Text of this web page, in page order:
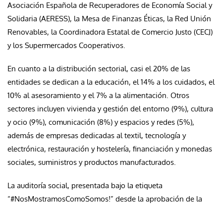
Asociación Española de Recuperadores de Economía Social y
Solidaria (AERESS), la Mesa de Finanzas Éticas, la Red Unión
Renovables, la Coordinadora Estatal de Comercio Justo (CECJ)
y los Supermercados Cooperativos.
En cuanto a la distribución sectorial, casi el 20% de las
entidades se dedican a la educación, el 14% a los cuidados, el
10% al asesoramiento y el 7% a la alimentación. Otros
sectores incluyen vivienda y gestión del entorno (9%), cultura
y ocio (9%), comunicación (8%) y espacios y redes (5%),
además de empresas dedicadas al textil, tecnología y
electrónica, restauración y hostelería, financiación y monedas
sociales, suministros y productos manufacturados.
La auditoría social, presentada bajo la etiqueta
“#NosMostramosComoSomos!” desde la aprobación de la